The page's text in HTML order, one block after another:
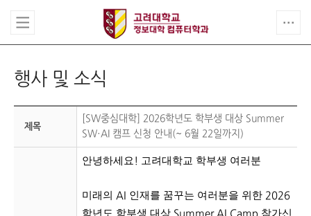
행사 및 소식
제목
[SW중심대학] 2026학년도 학부생 대상 Summer
SW·AI 캠프 신청 안내(~ 6월 22일까지)
안녕하세요 ! 고려대학교 학부생 여러분
미래의 AI 인재를 꿈꾸는 여러분을 위한 2026
학년도 학부생 대상
참가신